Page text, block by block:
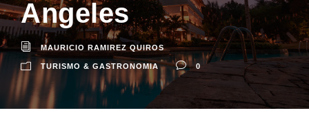
Angeles
MAURICIO RAMIREZ QUIROS
TURISMO & GASTRONOMIA 0